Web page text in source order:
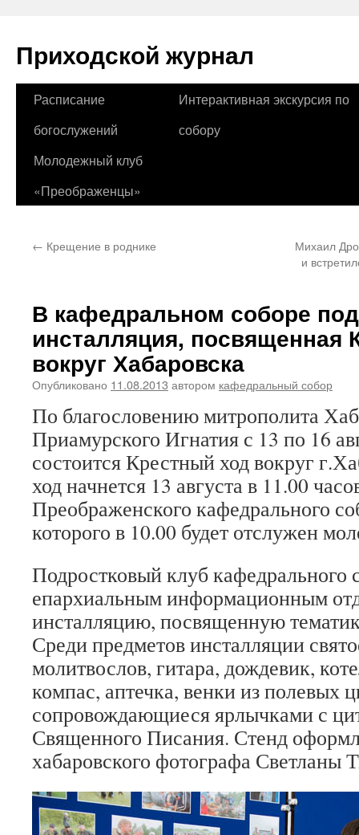
Приходской журнал
Перейти
содержимому
Расписание
богослужений
Интерактивная экскурсия по
собору
Молодежный клуб
«Преображенцы»
← Крещение в роднике
Михаил
и
В кафедральном соборе
инсталляция, посвященная
вокруг Хабаровска
Опубликовано 11.08.2013 автором кафедральный собор
По благословению митрополита
Приамурского Игнатия с 13 по 16
состоится Крестный ход вокруг
ход начнется 13 августа в 11.00
Преображенского кафедрального
которого в 10.00 будет отслужен
Подростковый клуб кафедрального
епархиальным информационным
инсталляцию, посвященную
Среди предметов инсталляции
молитвослов, гитара, дождевик,
компас, аптечка, венки из полевых
сопровождающиеся ярлычками с
Священного Писания. Стенд
хабаровского фотографа Светланы